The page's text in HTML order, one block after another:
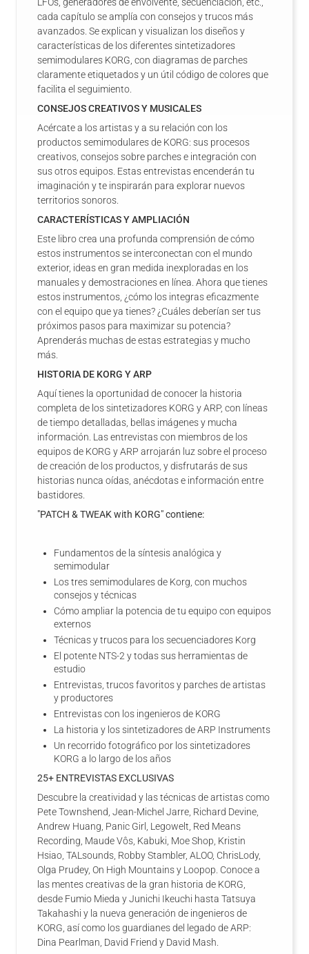
cada capítulo se amplía con consejos y trucos más
avanzados. Se explican y visualizan los diseños y
características de los diferentes sintetizadores
semimodulares KORG, con diagramas de parches
claramente etiquetados y un útil código de colores que
facilita el seguimiento.
CONSEJOS CREATIVOS Y MUSICALES
Acércate a los artistas y a su relación con los
productos semimodulares de KORG: sus procesos
creativos, consejos sobre parches e integración con
sus otros equipos. Estas entrevistas encenderán tu
imaginación y te inspirarán para explorar nuevos
territorios sonoros.
CARACTERÍSTICAS Y AMPLIACIÓN
Este libro crea una profunda comprensión de cómo
estos instrumentos se interconectan con el mundo
exterior, ideas en gran medida inexploradas en los
manuales y demostraciones en línea. Ahora que tienes
estos instrumentos, ¿cómo los integras eficazmente
con el equipo que ya tienes? ¿Cuáles deberían ser tus
próximos pasos para maximizar su potencia?
Aprenderás muchas de estas estrategias y mucho
más.
HISTORIA DE KORG Y ARP
Aquí tienes la oportunidad de conocer la historia
completa de los sintetizadores KORG y ARP, con líneas
de tiempo detalladas, bellas imágenes y mucha
información. Las entrevistas con miembros de los
equipos de KORG y ARP arrojarán luz sobre el proceso
de creación de los productos, y disfrutarás de sus
historias nunca oídas, anécdotas e información entre
bastidores.
"PATCH & TWEAK with KORG" contiene:
Fundamentos de la síntesis analógica y
semimodular
Los tres semimodulares de Korg, con muchos
consejos y técnicas
Cómo ampliar la potencia de tu equipo con equipos
externos
Técnicas y trucos para los secuenciadores Korg
El potente NTS-2 y todas sus herramientas de
estudio
Entrevistas, trucos favoritos y parches de artistas
y productores
Entrevistas con los ingenieros de KORG
La historia y los sintetizadores de ARP Instruments
Un recorrido fotográfico por los sintetizadores
KORG a lo largo de los años
25+ ENTREVISTAS EXCLUSIVAS
Descubre la creatividad y las técnicas de artistas como
Pete Townshend, Jean-Michel Jarre, Richard Devine,
Andrew Huang, Panic Girl, Legowelt, Red Means
Recording, Maude Vôs, Kabuki, Moe Shop, Kristin
Hsiao, TALsounds, Robby Stambler, ALOO, ChrisLody,
Olga Prudey, On High Mountains y Loopop. Conoce a
las mentes creativas de la gran historia de KORG,
desde Fumio Mieda y Junichi Ikeuchi hasta Tatsuya
Takahashi y la nueva generación de ingenieros de
KORG, así como los guardianes del legado de ARP:
Dina Pearlman, David Friend y David Mash.